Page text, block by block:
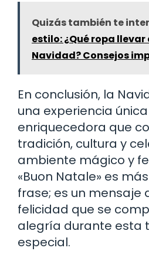
Quizás también te
estilo: ¿Qué ropa llevar
Navidad? Consejos
En conclusión, la
una experiencia
enriquecedora que
tradición, cultura y
ambiente mágico y
«Buon Natale» es
frase; es un mensaje
felicidad que se
alegría durante esta
especial.